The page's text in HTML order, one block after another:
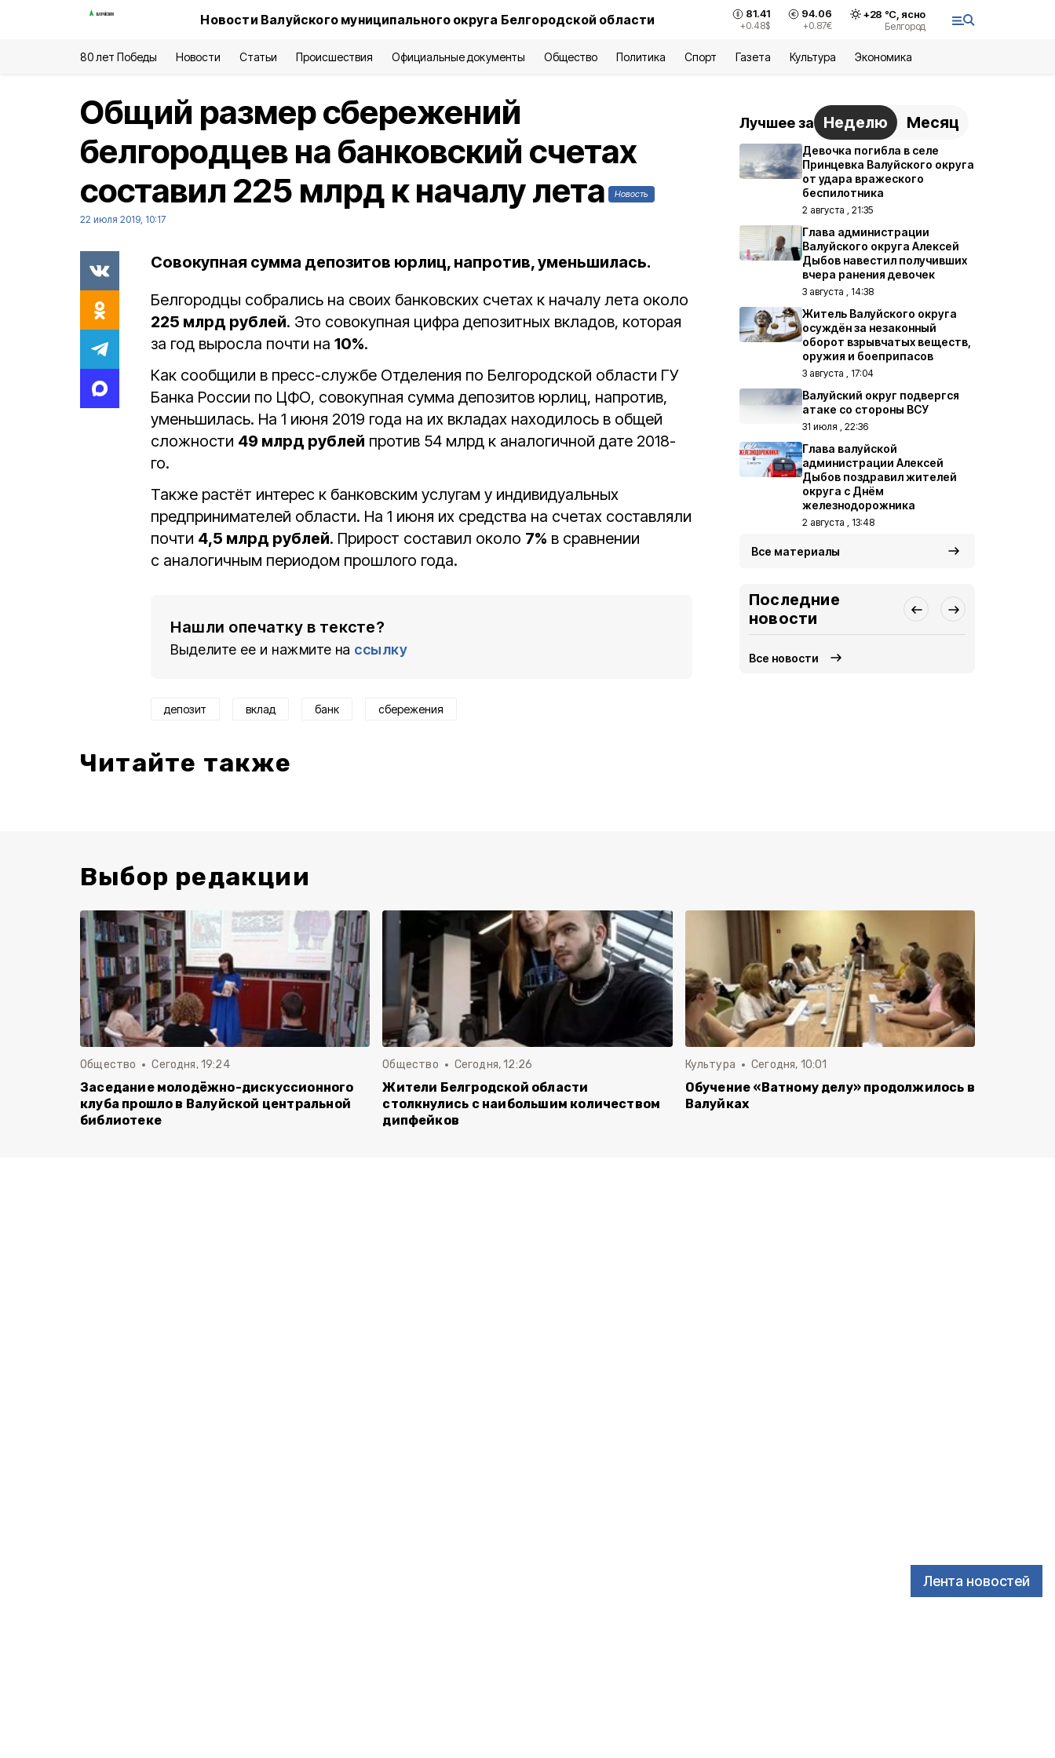
Новости Валуйского муниципального округа Белгородской области 81.41
+0.48$
94.06
+0.87€
+28 °С, ясно
Белгород
80 лет Победы Новости Статьи Происшествия Официальные документы Общество Политика Спорт Газета Культура Экономика
Лента новостей
Общий размер сбережений
белгородцев на банковский счетах
составил 225 млрд к началу лета
Новость
22 июля 2019, 10:17
Совокупная сумма депозитов юрлиц, напротив, уменьшилась.
Белгородцы собрались на своих банковских счетах к началу лета около
225 млрд рублей. Это совокупная цифра депозитных вкладов, которая
за год выросла почти на 10%.
Как сообщили в пресс-службе Отделения по Белгородской области ГУ
Банка России по ЦФО, совокупная сумма депозитов юрлиц, напротив,
уменьшилась. На 1 июня 2019 года на их вкладах находилось в общей
сложности 49 млрд рублей против 54 млрд к аналогичной дате 2018-
го.
Также растёт интерес к банковским услугам у индивидуальных
предпринимателей области. На 1 июня их средства на счетах составляли
почти 4,5 млрд рублей. Прирост составил около 7% в сравнении
с аналогичным периодом прошлого года.
Нашли опечатку в тексте?
Выделите ее и нажмите на ссылку
депозит вклад банк сбережения
Читайте также
Лучшее за Неделю Месяц
Девочка погибла в селе
Принцевка Валуйского округа
от удара вражеского
беспилотника
2 августа , 21:35
Глава администрации
Валуйского округа Алексей
Дыбов навестил получивших
вчера ранения девочек
3 августа , 14:38
Житель Валуйского округа
осуждён за незаконный
оборот взрывчатых веществ,
оружия и боеприпасов
3 августа , 17:04
Валуйский округ подвергся
атаке со стороны ВСУ
31 июля , 22:36
Глава валуйской
администрации Алексей
Дыбов поздравил жителей
округа с Днём
железнодорожника
2 августа , 13:48
Все материалы
Последние
новости
Все новости
Выбор редакции
Общество Сегодня, 19:24
Заседание молодёжно-дискуссионного
клуба прошло в Валуйской центральной
библиотеке
Общество Сегодня, 12:26
Жители Белгродской области
столкнулись с наибольшим количеством
дипфейков
Культура Сегодня, 10:01
Обучение «Ватному делу» продолжилось в
Валуйках